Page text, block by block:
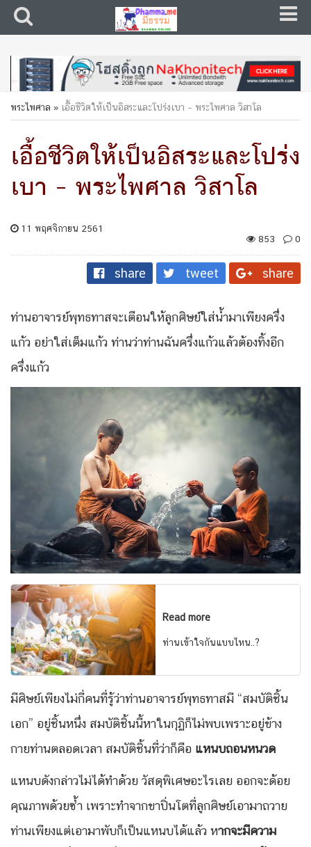
พระไพศาล » เอื้อชีวิตให้เป็นอิสระและโปร่งเบา – พระไพศาล วิสาโล
เอื้อชีวิตให้เป็นอิสระและโปร่ง
เบา – พระไพศาล วิสาโล
11 พฤศจิกายน 2561
853
0
share tweet share
ท่านอาจารย์พุทธทาสจะเตือนให้ลูกศิษย์ใส่น้ำมาเพียงครึ่ง
แก้ว อย่าใส่เต็มแก้ว ท่านว่าท่านฉันครึ่งแก้วแล้วต้องทิ้งอีก
ครึ่งแก้ว
Read more
ท่านเข้าใจกันแบบไหน..?
มีศิษย์เพียงไม่กี่คนที่รู้ว่าท่านอาจารย์พุทธทาสมี “สมบัติชิ้น
เอก” อยู่ชิ้นหนึ่ง สมบัติชิ้นนี้หาในกุฏิก็ไม่พบเพราะอยู่ข้าง
กายท่านตลอดเวลา สมบัติชิ้นที่ว่าก็คือ แหนบถอนหนวด
แหนบดังกล่าวไม่ได้ทำด้วย วัสดุพิเศษอะไรเลย ออกจะด้อย
คุณภาพด้วยซ้ำ เพราะทำจากขาปิ่นโตที่ลูกศิษย์เอามาถวาย
ท่านเพียงแต่เอามาพับก็เป็นแหนบได้แล้ว หากจะมีความ